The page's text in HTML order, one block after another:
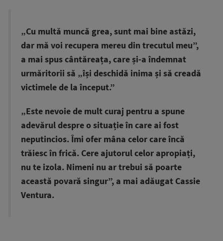
„Cu multă muncă grea, sunt mai bine astăzi,
dar mă voi recupera mereu din trecutul meu”,
a mai spus cântăreața, care și-a îndemnat
urmăritorii să „își deschidă inima și să creadă
victimele de la început.”
„Este nevoie de mult curaj pentru a spune
adevărul despre o situație în care ai fost
neputincios. Îmi ofer mâna celor care încă
trăiesc în frică. Cere ajutorul celor apropiați,
nu te izola. Nimeni nu ar trebui să poarte
această povară singur”, a mai adăugat Cassie
Ventura.